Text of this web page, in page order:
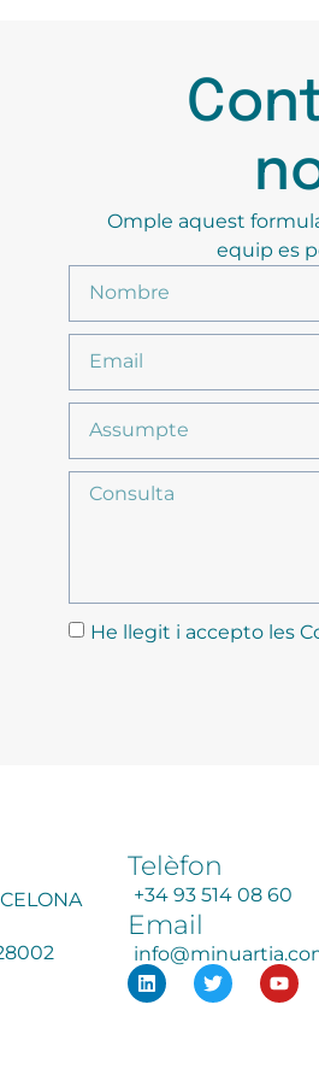
Omple aquest
equip es
He llegit i accepto les
Telèfon
+34 93 514 08 60
Email